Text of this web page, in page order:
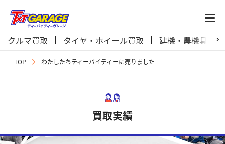
クルマ買取 タイヤ・ホイール買取 建機・農機具買取
TOP わたしたちティーバイティーに売りました
買取実績